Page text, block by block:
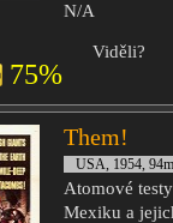
N/A
75%
Viděli?
Them!
USA, 1954,
Atomové
Mexiku a